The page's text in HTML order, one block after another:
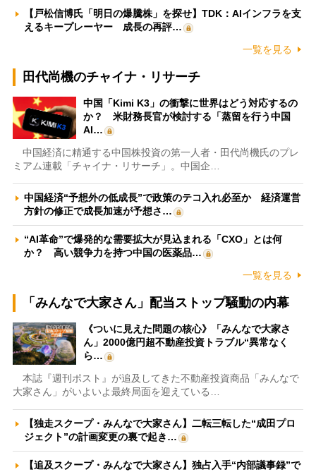
【戸松信博氏「明日の爆騰株」を探せ】TDK：AIインフラを支
えるキープレーヤー 成長の再評…
一覧を見る
田代尚機のチャイナ・リサーチ
中国「Kimi K3」の衝撃に世界はどう対応するの
か？ 米財務長官が検討する「蒸留を行う中国
AI…
中国経済に精通する中国株投資の第一人者・田代尚機氏のプレ
ミアム連載「チャイナ・リサーチ」。中国企…
中国経済“予想外の低成長”で政策のテコ入れ必至か 経済運営
方針の修正で成長加速が予想さ…
“AI革命”で爆発的な需要拡大が見込まれる「CXO」とは何
か？ 高い競争力を持つ中国の医薬品…
一覧を見る
「みんなで大家さん」配当ストップ騒動の内幕
《ついに見えた問題の核心》「みんなで大家さ
ん」2000億円超不動産投資トラブル“異常なく
ら…
本誌『週刊ポスト』が追及してきた不動産投資商品「みんなで
大家さん」がいよいよ最終局面を迎えている…
【独走スクープ・みんなで大家さん】二転三転した“成田プロ
ジェクト”の計画変更の裏で起き…
【追及スクープ・みんなで大家さん】独占入手“内部議事録”で